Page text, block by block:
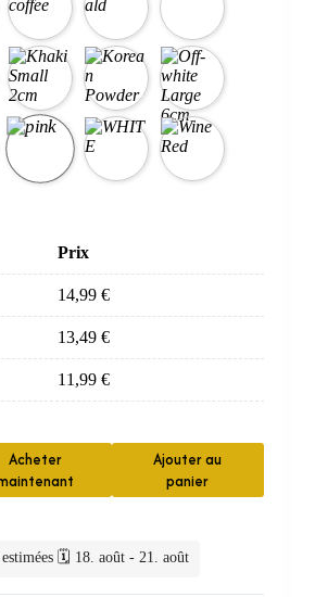
Prix
14,99 €
13,49 €
11,99 €
Acheter
Ajouter au
panier
🗓️ 18. août - 21. août